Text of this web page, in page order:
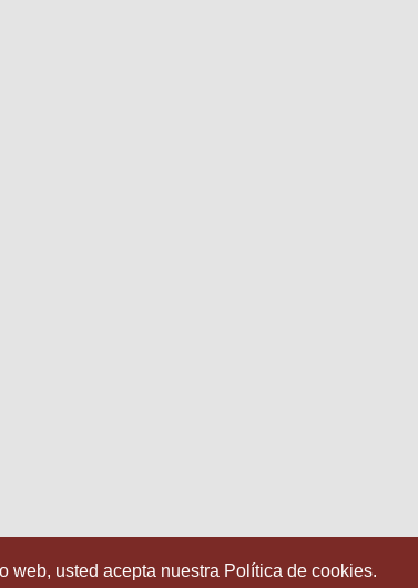
web, usted acepta nuestra Política de cookies.